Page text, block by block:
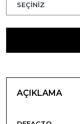
AÇIKLAMA